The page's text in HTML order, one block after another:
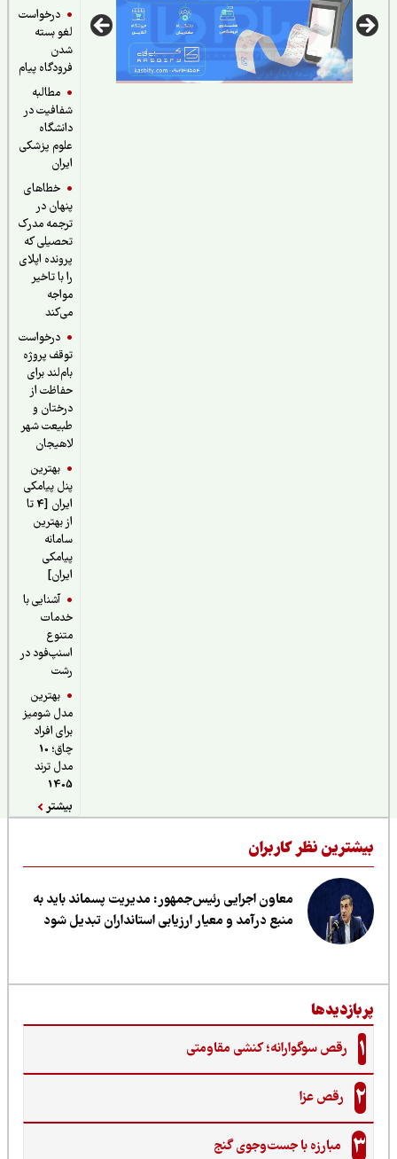
درخواست
لغو بسته
فرودگاه پیام
مطالبه
شفافیت در
دانشگاه
علوم پزشکی
خطاهای
پنهان در
ترجمه مدرک
تحصیلی که
پرونده اپلای
را با تاخیر
درخواست
توقف پروژه
بام‌لند برای
حفاظت از
درختان و
طبیعت شهر
لاهیجان
بهترین
پنل پیامکی
ایران [4 تا
از بهترین
سامانه
پیامکی
آشنایی با
خدمات
اسنپ‌فود در
بهترین
مدل شومیز
برای افراد
چاق؛ 10
مدل ترند
نظر کاربران
معاون اجرایی رئیس‌جمهور: مدیریت پسماند باید به
منبع درآمد و معیار ارزیابی استانداران تبدیل شود
رقص سوگوارانه؛ کنشی مقاومتی
رقص عزا
مبارزه با جست‌وجوی گنج‌